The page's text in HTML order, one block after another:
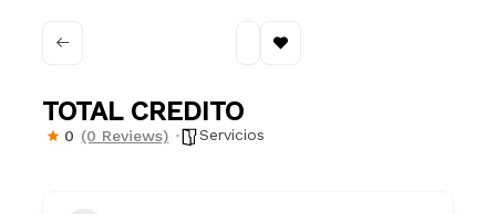
TOTAL CREDITO
0 (0 Reviews) Servicios